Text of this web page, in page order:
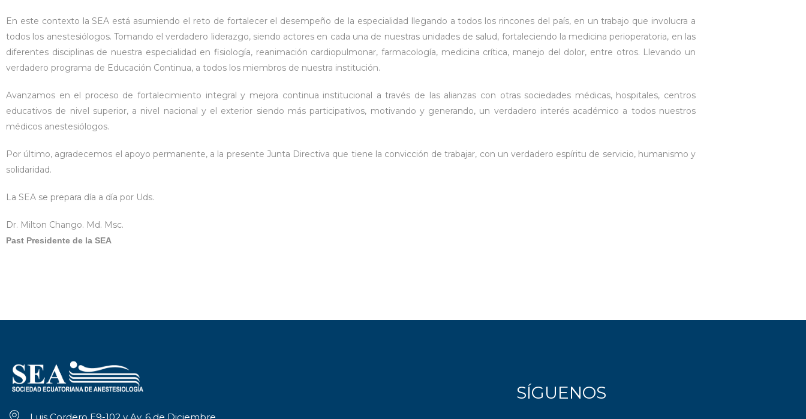
En este contexto la SEA está asumiendo el reto de fortalecer el desempeño de la especialidad llegando a todos los rincones del país, en un trabajo que involucra a
todos los anestesiólogos. Tomando el verdadero liderazgo, siendo actores en cada una de nuestras unidades de salud, fortaleciendo la medicina perioperatoria, en las
diferentes disciplinas de nuestra especialidad en fisiología, reanimación cardiopulmonar, farmacología, medicina crítica, manejo del dolor, entre otros. Llevando un
verdadero programa de Educación Continua, a todos los miembros de nuestra institución.
Avanzamos en el proceso de fortalecimiento integral y mejora continua institucional a través de las alianzas con otras sociedades médicas, hospitales, centros
educativos de nivel superior, a nivel nacional y el exterior siendo más participativos, motivando y generando, un verdadero interés académico a todos nuestros
médicos anestesiólogos.
Por último, agradecemos el apoyo permanente, a la presente Junta Directiva que tiene la convicción de trabajar, con un verdadero espíritu de servicio, humanismo y
solidaridad.
La SEA se prepara día a día por Uds.
Dr. Milton Chango. Md. Msc.
Past Presidente de la SEA
SÍGUENOS